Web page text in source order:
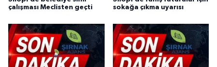
çalışması Meclisten geçti
sokağa çıkma uyarısı